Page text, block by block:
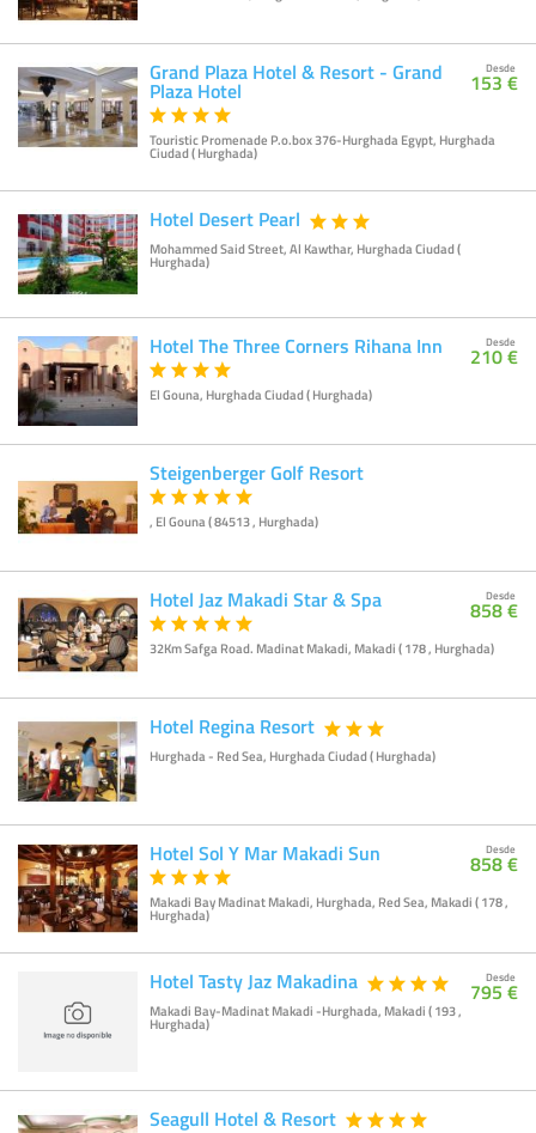
Grand Plaza Hotel & Resort - Grand
Plaza Hotel
Touristic Promenade P.o.box 376-Hurghada Egypt, Hurghada
Ciudad ( Hurghada)
Desde
153 €
Hotel Desert Pearl
Mohammed Said Street, Al Kawthar, Hurghada Ciudad (
Hurghada)
Hotel The Three Corners Rihana Inn
El Gouna, Hurghada Ciudad ( Hurghada)
Desde
210 €
Steigenberger Golf Resort
, El Gouna ( 84513 , Hurghada)
Hotel Jaz Makadi Star & Spa
32Km Safga Road. Madinat Makadi, Makadi ( 178 , Hurghada)
Desde
858 €
Hotel Regina Resort
Hurghada - Red Sea, Hurghada Ciudad ( Hurghada)
Hotel Sol Y Mar Makadi Sun
Makadi Bay Madinat Makadi, Hurghada, Red Sea, Makadi ( 178 ,
Hurghada)
Desde
858 €
Hotel Tasty Jaz Makadina
Makadi Bay-Madinat Makadi -Hurghada, Makadi ( 193 ,
Hurghada)
Desde
795 €
Seagull Hotel & Resort